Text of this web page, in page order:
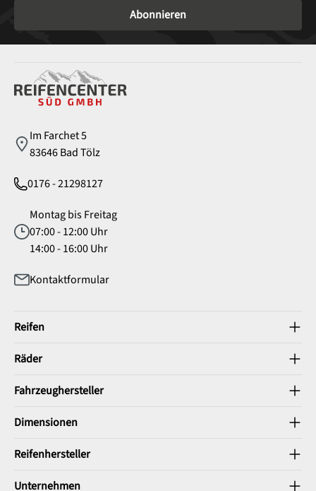
Abonnieren
Im Farchet 5
83646 Bad Tölz
0176 - 21298127
Montag bis Freitag
07:00 - 12:00 Uhr
14:00 - 16:00 Uhr
Kontaktformular
Reifen
Räder
Fahrzeughersteller
Dimensionen
Reifenhersteller
Unternehmen